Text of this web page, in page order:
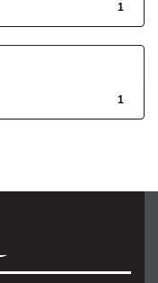
1
1